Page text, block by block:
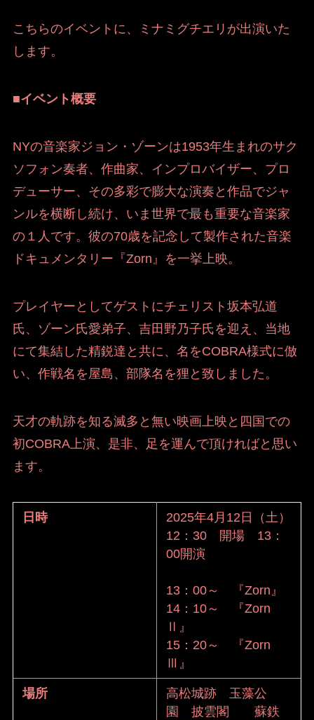
こちらのイベントに、ミナミグチエリが出演いた
します。
■イベント概要
NYの音楽家ジョン・ゾーンは1953年生まれのサク
ソフォン奏者、作曲家、インプロバイザー、プロ
デューサー、その多彩で膨大な演奏と作品でジャ
ンルを横断し続け、いま世界で最も重要な音楽家
の１人です。彼の70歳を記念して製作された音楽
ドキュメンタリー『Zorn』を一挙上映。
プレイヤーとしてゲストにチェリスト坂本弘道
氏、ゾーン氏愛弟子、吉田野乃子氏を迎え、当地
にて集結した精鋭達と共に、名をCOBRA様式に倣
い、作戦名を屋島、部隊名を狸と致しました。
天才の軌跡を知る滅多と無い映画上映と四国での
初COBRA上演、是非、足を運んで頂ければと思い
ます。
日時
2025年4月12日（土）
12：30 開場 13：
00開演
13：00～ 『Zorn』
14：10～ 『Zorn
Ⅱ』
15：20～ 『Zorn
Ⅲ』
場所
高松城跡 玉藻公
園 披雲閣 蘇鉄